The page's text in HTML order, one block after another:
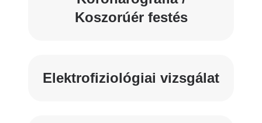
Koszorúér festés
Elektrofiziológiai vizsgálat